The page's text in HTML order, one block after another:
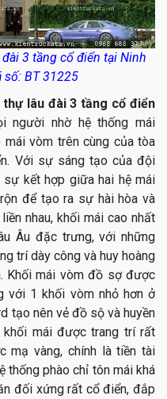
3 tầng cổ điển tại Ninh
số: BT 31225
lâu đài 3 tầng cổ điển
người nhờ hệ thống mái
vòm trên cùng của tòa
Với sự sáng tạo của đội
kết hợp giữa hai hệ mái
để tạo ra sự hài hòa và
nhau, khối mái cao nhất
Âu đặc trưng, với những
trí dày công và huy hoàng
Khối mái vòm đồ sợ được
với 1 khối vòm nhỏ hơn ở
tạo nên vẻ đồ sộ và huyền
khối mái được trang trí rất
mạ vàng, chính là tiền tài
thống phào chỉ tôn mái khá
đối xứng rất cổ điển, đắp